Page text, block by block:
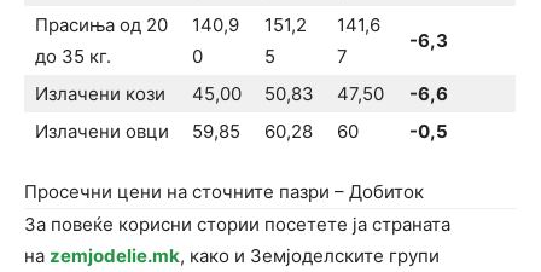
Прасиња од 20
до 35 кг.
140,9
0
151,2
5
141,6
7
-6,3
Излачени кози 45,00 50,83 47,50
-6,6
Излачени овци
59,85 60,28 60 -0,5
Просечни цени на сточните пазри – Добиток
За повеќе корисни стории посетете ја страната
на zemjodelie.mk, како и Земјоделските групи